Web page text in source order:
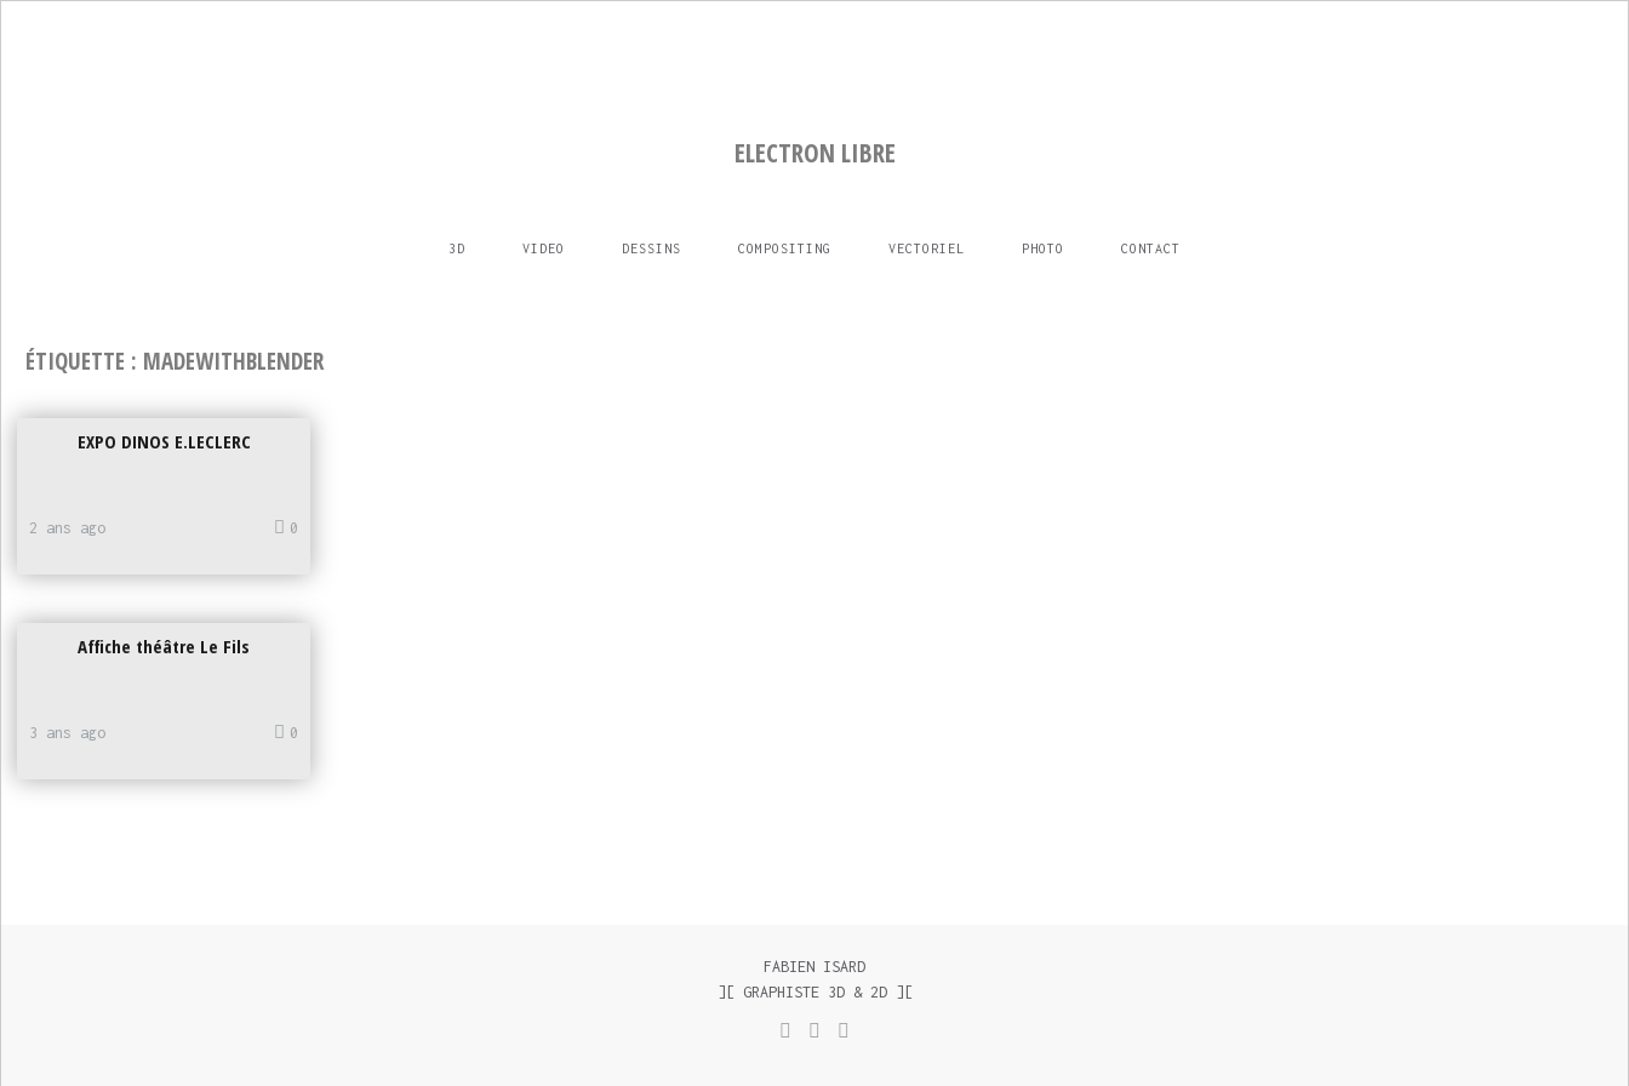
ELECTRON LIBRE
3D VIDEO DESSINS COMPOSITING VECTORIEL PHOTO CONTACT
ÉTIQUETTE : MADEWITHBLENDER
EXPO DINOS E.LECLERC
0
2 ans ago
Affiche théâtre Le Fils
0
3 ans ago
FABIEN ISARD
][ GRAPHISTE 3D & 2D ][